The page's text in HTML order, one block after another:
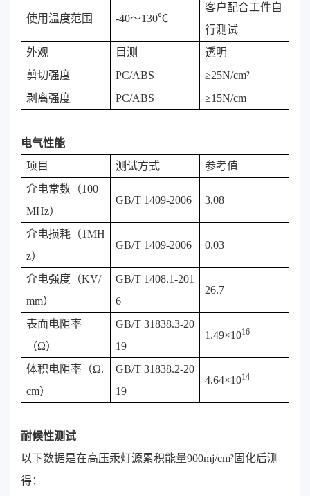
使用温度范围 -40～130℃
客户配合工件自
行测试
外观
目测
透明
剪切强度
PC/ABS
≥25N/cm²
剥离强度
PC/ABS ≥15N/cm
电气性能
项目
测试方式
参考值
介电常数（100
MHz）
GB/T 1409-2006 3.08
介电损耗（1MH
z）
GB/T 1409-2006 0.03
介电强度（KV/
mm）
GB/T 1408.1-201
6
26.7
表面电阻率
（Ω）
GB/T 31838.3-20
19
1.49×1016
体积电阻率（Ω.
cm）
GB/T 31838.2-20
19
4.64×1014
耐候性测试
以下数据是在高压汞灯源累积能量900mj/cm²固化后测
得：